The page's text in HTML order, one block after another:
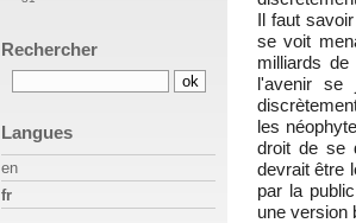
Il faut
se voit
milliards
l'avenir se
les
droit de se
devrait être
par la
une version
Rechercher
Langues
en
fr